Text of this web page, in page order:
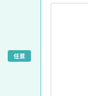
任意